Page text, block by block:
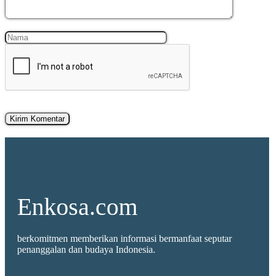
Nama Surel
Enkosa.com
berkomitmen memberikan informasi bermanfaat seputar
penanggalan dan budaya Indonesia.